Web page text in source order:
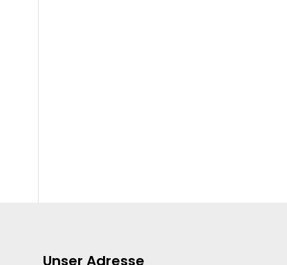
Unser Adresse